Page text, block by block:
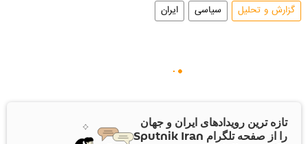
گزارش و تحلیل سیاسی ایران
تازه ترین رویدادهای ایران و جهان
را از صفحه تلگرام Sputnik Iran